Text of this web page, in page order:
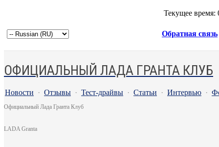
Текущее время:
Обратная связь
ОФИЦИАЛЬНЫЙ ЛАДА ГРАНТА КЛУБ
Новости · Отзывы · Тест-драйвы · Статьи · Интервью ·
Официальный Лада Гранта Клуб
LADA Granta